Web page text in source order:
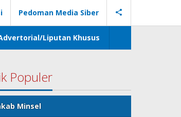
Pedoman Media Siber
Liputan Khusus
Populer
Minsel